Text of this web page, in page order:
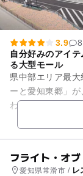
3.9
自分好みのアイ
る大型モール
県中部エリア最
ーと愛知東郷」が、
わせて体を動か
フライト・オ
愛知県常滑市 / レ